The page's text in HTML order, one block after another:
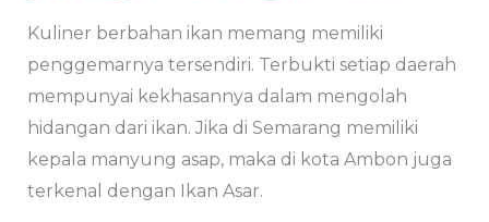
Kuliner berbahan ikan memang memiliki
penggemarnya tersendiri. Terbukti setiap daerah
mempunyai kekhasannya dalam mengolah
hidangan dari ikan. Jika di Semarang memiliki
kepala manyung asap, maka di kota Ambon juga
terkenal dengan Ikan Asar.